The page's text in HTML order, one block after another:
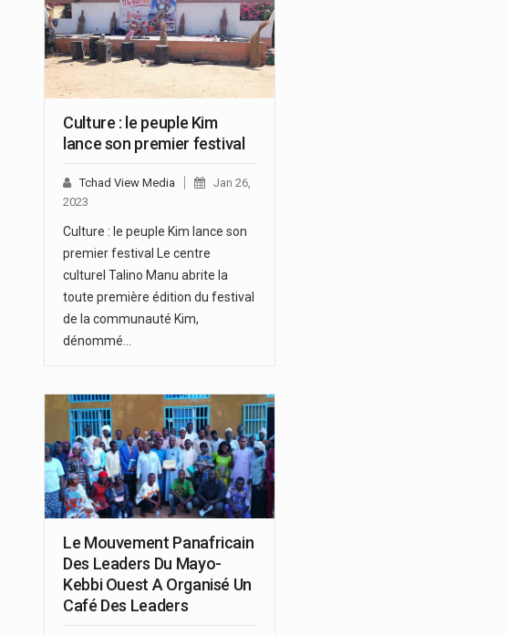
Culture : le peuple Kim
lance son premier festival
Tchad View Media
Jan 26,
2023
Culture : le peuple Kim lance son
premier festival Le centre
culturel Talino Manu abrite la
toute première édition du festival
de la communauté Kim,
dénommé…
Le Mouvement Panafricain
Des Leaders Du Mayo-
Kebbi Ouest A Organisé Un
Café Des Leaders